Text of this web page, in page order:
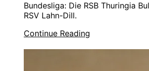
Bundesliga: Die RSB Thuringia
RSV Lahn-Dill.
Continue Reading